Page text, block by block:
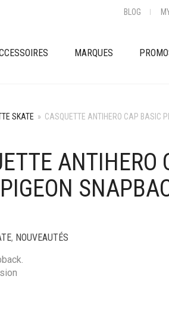
BLOG
MARQUES
SKATE » CASQUETTE ANTIHERO CAP BASIC
ANTIHERO
, NOUVEAUTÉS